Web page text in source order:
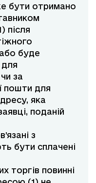
бути отримано
після
буде
за
пошти для
яка
поданій
з
бути сплачені
торгів повинні